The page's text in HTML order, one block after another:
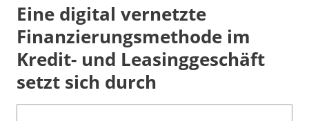
Eine digital vernetzte
Finanzierungsmethode im
Kredit- und Leasinggeschäft
setzt sich durch